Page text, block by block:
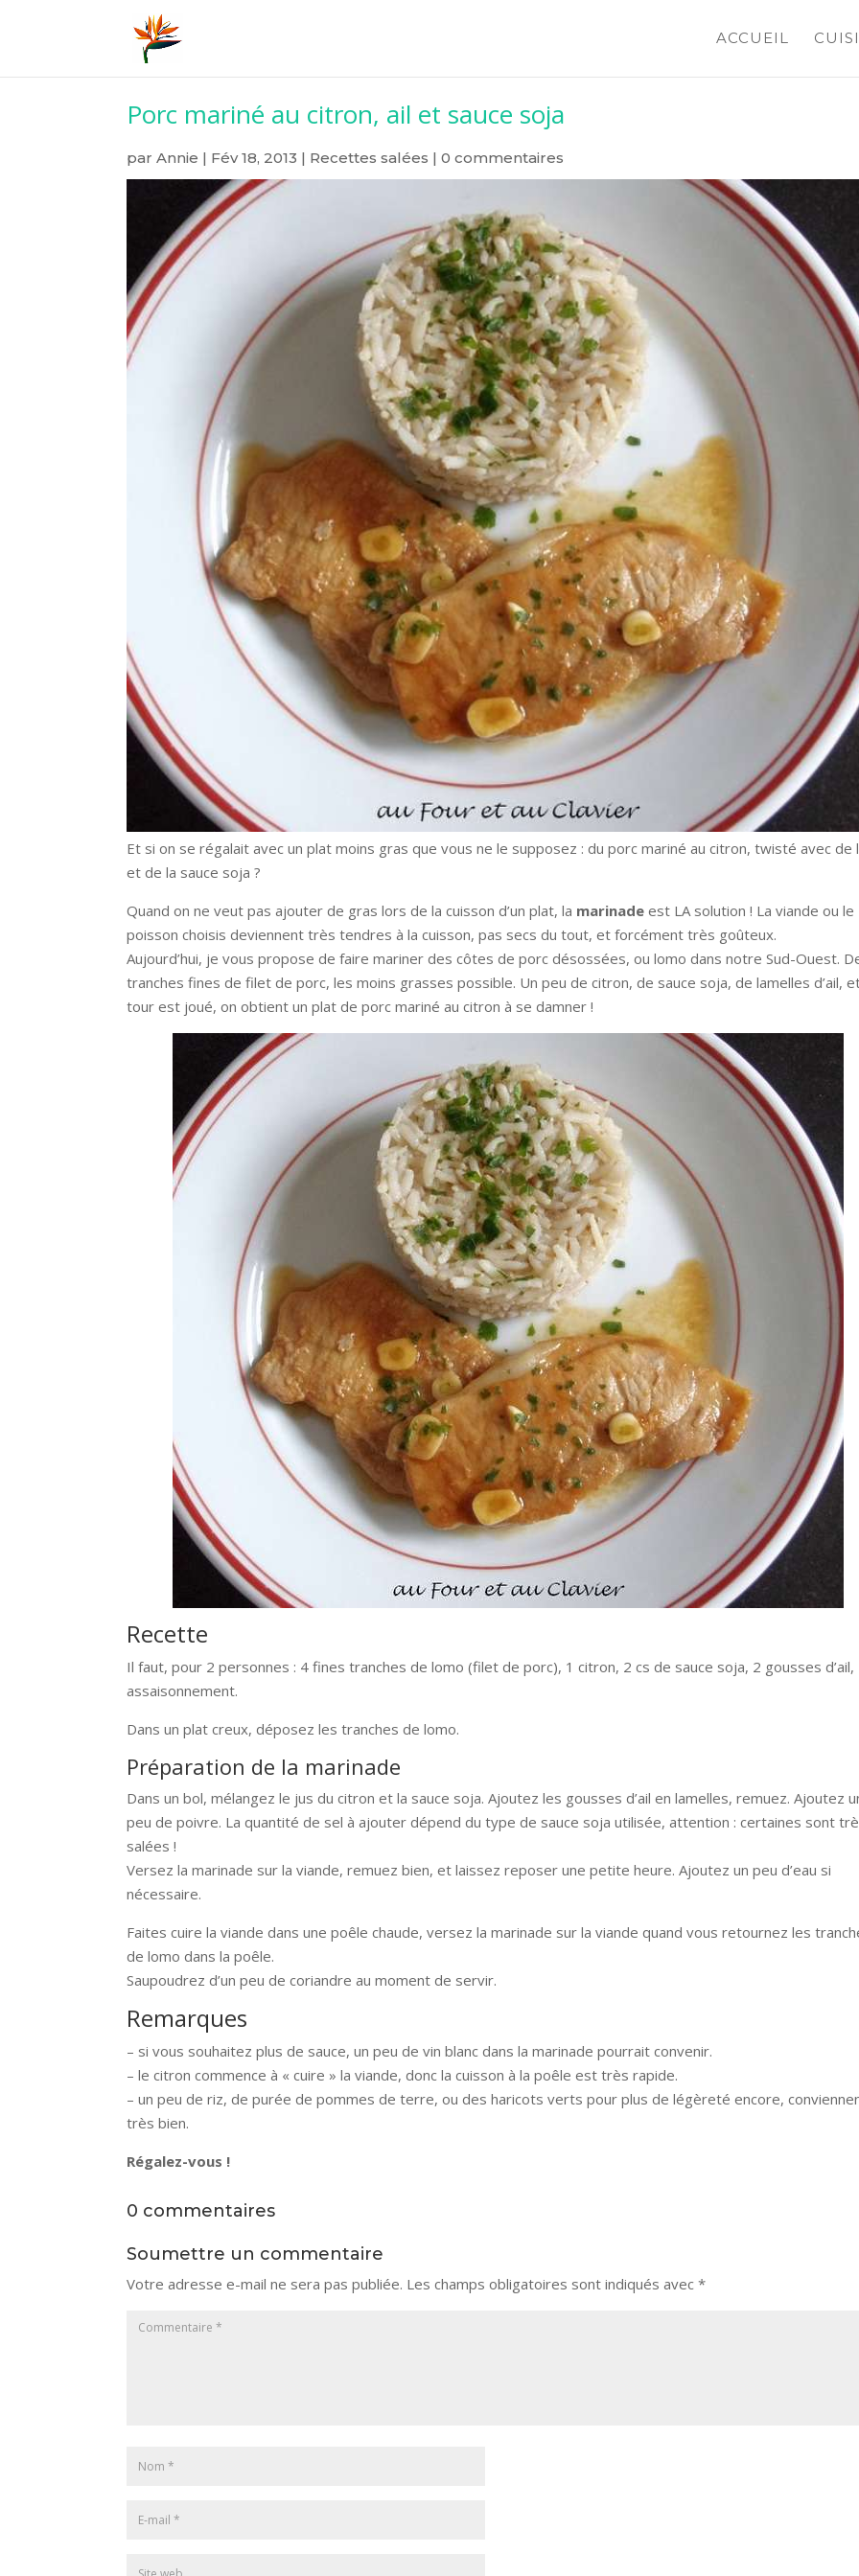
ACCUEIL
Porc mariné au citron, ail et sauce soja
par Annie | Fév 18, 2013 | Recettes salées | 0 commentaires
Et si on se régalait avec un plat moins gras que vous ne le supposez : du porc mariné au citron, twisté avec de
et de la sauce soja ?
Quand on ne veut pas ajouter de gras lors de la cuisson d’un plat, la marinade est LA solution ! La viande ou le
poisson choisis deviennent très tendres à la cuisson, pas secs du tout, et forcément très goûteux.
Aujourd’hui, je vous propose de faire mariner des côtes de porc désossées, ou lomo dans notre Sud-Ouest.
tranches fines de filet de porc, les moins grasses possible. Un peu de citron, de sauce soja, de lamelles d’ail,
tour est joué, on obtient un plat de porc mariné au citron à se damner !
Recette
Il faut, pour 2 personnes : 4 fines tranches de lomo (filet de porc), 1 citron, 2 cs de sauce soja, 2 gousses d’ail,
assaisonnement.
Dans un plat creux, déposez les tranches de lomo.
Préparation de la marinade
Dans un bol, mélangez le jus du citron et la sauce soja. Ajoutez les gousses d’ail en lamelles, remuez. Ajoutez
peu de poivre. La quantité de sel à ajouter dépend du type de sauce soja utilisée, attention : certaines sont
salées !
Versez la marinade sur la viande, remuez bien, et laissez reposer une petite heure. Ajoutez un peu d’eau si
nécessaire.
Faites cuire la viande dans une poêle chaude, versez la marinade sur la viande quand vous retournez les
de lomo dans la poêle.
Saupoudrez d’un peu de coriandre au moment de servir.
Remarques
– si vous souhaitez plus de sauce, un peu de vin blanc dans la marinade pourrait convenir.
– le citron commence à « cuire » la viande, donc la cuisson à la poêle est très rapide.
– un peu de riz, de purée de pommes de terre, ou des haricots verts pour plus de légèreté encore,
très bien.
Régalez-vous !
0 commentaires
Soumettre un commentaire
Votre adresse e-mail ne sera pas publiée. Les champs obligatoires sont indiqués avec *